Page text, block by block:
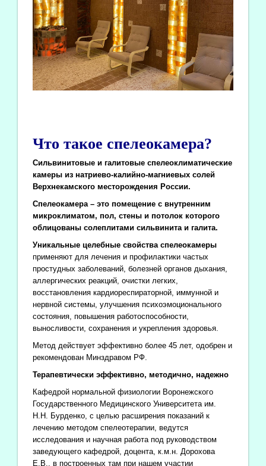
Что такое спелеокамера?
Сильвинитовые и галитовые спелеоклиматические
камеры из натриево-калийно-магниевых солей
Верхнекамского месторождения России.
Спелеокамера – это помещение с внутренним
микроклиматом, пол, стены и потолок которого
облицованы солеплитами сильвинита и галита.
Уникальные целебные свойства спелеокамеры
применяют для лечения и профилактики частых
простудных заболеваний, болезней органов дыхания,
аллергических реакций, очистки легких,
восстановления кардиореспираторной, иммунной и
нервной системы, улучшения психоэмоционального
состояния, повышения работоспособности,
выносливости, сохранения и укрепления здоровья.
Метод действует эффективно более 45 лет, одобрен и
рекомендован Минздравом РФ.
Терапевтически эффективно, методично, надежно
Кафедрой нормальной физиологии Воронежского
Государственного Медицинского Университета им.
Н.Н. Бурденко, с целью расширения показаний к
лечению методом спелеотерапии, ведутся
исследования и научная работа под руководством
заведующего кафедрой, доцента, к.м.н. Дорохова
Е.В., в построенных там при нашем участии